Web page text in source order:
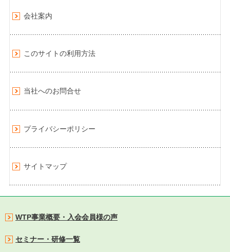
会社案内
このサイトの利用方法
当社へのお問合せ
プライバシーポリシー
サイトマップ
WTP事業概要・入会会員様の声
セミナー・研修一覧